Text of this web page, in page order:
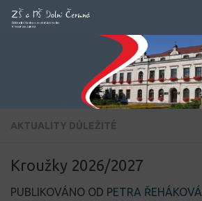
Skip to content
AKTUALITY DŮLEŽITÉ
Kroužky 2026/2027
PUBLIKOVÁNO OD PETRA ŘEHÁKOVÁ